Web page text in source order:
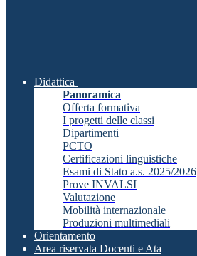
Didattica
Panoramica
Offerta formativa
I progetti delle classi
Dipartimenti
PCTO
Certificazioni linguistiche
Esami di Stato a.s. 2025/2026
Prove INVALSI
Valutazione
Mobilità internazionale
Produzioni multimediali
Orientamento
Area riservata Docenti e Ata